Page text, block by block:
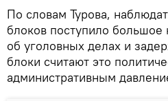
По словам Турова,
блоков поступило
об уголовных делах и
блоки считают это
административным